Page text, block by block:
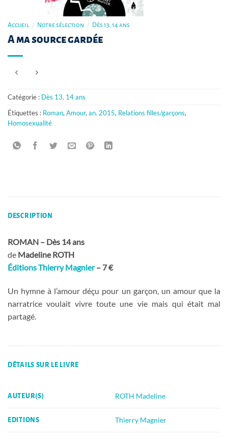
Accueil / Notre sélection / Dès 13, 14 ans
A ma source gardée
Catégorie : Dès 13, 14 ans
Étiquettes : Roman,Amour,an. 2015, Relations filles/garçons,
Homosexualité
DESCRIPTION
ROMAN – Dès 14 ans
de Madeline ROTH
Éditions Thierry Magnier– 7 €
Un hymne à l’amour déçu pour un garçon, un amour que la
narratrice voulait vivre toute une vie mais qui était mal
partagé.
DÉTAILS SUR LE LIVRE
AUTEUR(S) ROTH Madeline
EDITIONS Thierry Magnier